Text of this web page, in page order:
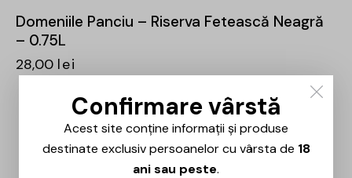
Domeniile Panciu – Riserva Fetească Neagră
– 0.75L
28,00 lei
Confirmare vârstă
Acest site conține informații și produse
destinate exclusiv persoanelor cu vârsta de 18
ani sau peste.